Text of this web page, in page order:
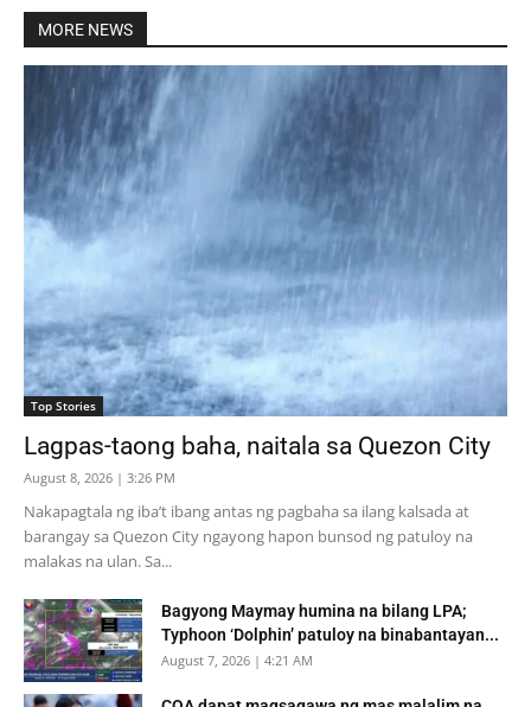
MORE NEWS
Top Stories
Lagpas-taong baha, naitala sa Quezon City
August 8, 2026 | 3:26 PM
Nakapagtala ng iba’t ibang antas ng pagbaha sa ilang kalsada at
barangay sa Quezon City ngayong hapon bunsod ng patuloy na
malakas na ulan. Sa...
Bagyong Maymay humina na bilang LPA;
Typhoon ‘Dolphin’ patuloy na binabantayan...
August 7, 2026 | 4:21 AM